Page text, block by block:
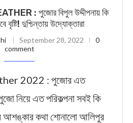
: পুজোর বিপুল উদ্দীপনায় কি
বৃষ্টি! দুশ্চিন্তায় উদ্যোক্তারা
September 28, 2022
0
comment
2022 : পুজোর এত
নিয়ে এত পরিকল্পনা সবই কি
আশঙ্কার কথা শোনালো আলিপুর